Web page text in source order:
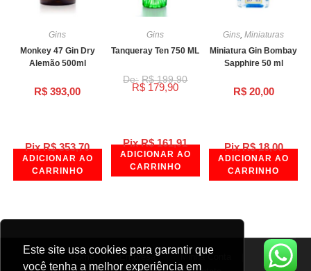
Este site usa cookies para garantir que
você tenha a melhor experiência em
Pix R$353,70
Gins
Monkey 47 Gin Dry
Alemão 500ml
R$ 393,00
ADICIONAR AO
CARRINHO
Pix R$161,91
Gins
Tanqueray Ten 750 ML
R$199,90
R$ 179,90
ADICIONAR AO
CARRINHO
Pix R$18,00
Gins ,Miniaturas
Miniatura Gin Bombay
Sapphire 50 ml
R$20,00
ADICIONAR AO
CARRINHO
Home Empresa
Minha Conta